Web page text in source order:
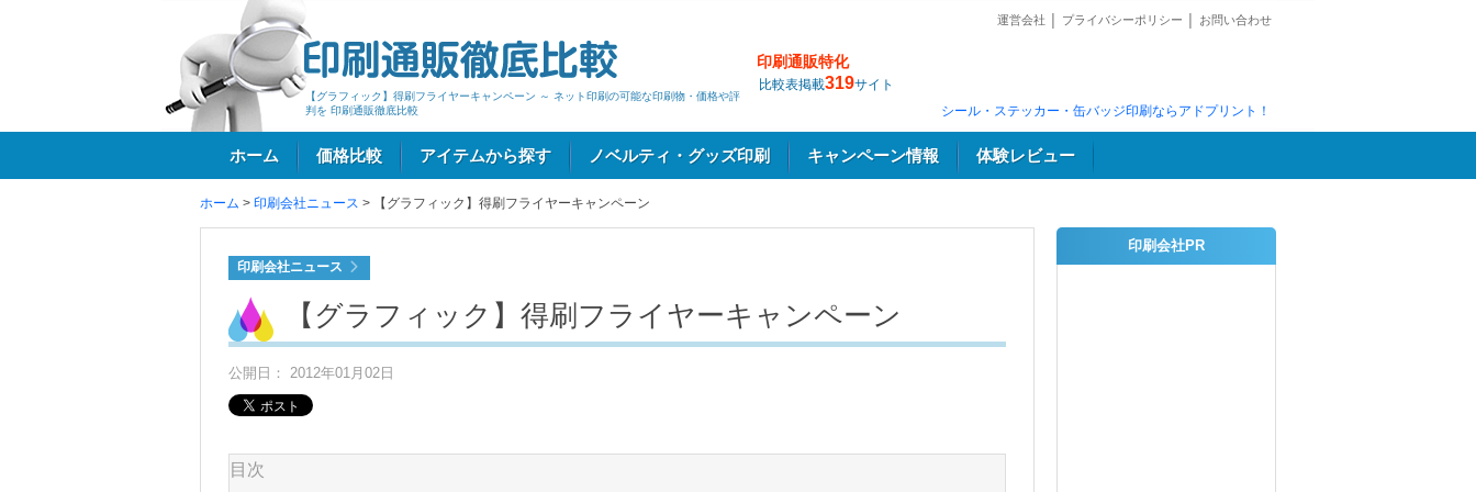
【グラフィック】得刷フライヤーキャンペーン ～ ネット印刷の可能な印刷物・価格や評
判を 印刷通販徹底比較
印刷通販特化
比較表掲載319サイト
運営会社 プライバシーポリシー お問い合わせ
シール・ステッカー・缶バッジ印刷ならアドプリント！
ホーム 価格比較 アイテムから探す ノベルティ・グッズ印刷 キャンペーン情報 体験レビュー
ホーム > 印刷会社ニュース > 【グラフィック】得刷フライヤーキャンペーン
印刷会社ニュース
【グラフィック】得刷フライヤーキャンペーン
公開日： 2012年01月02日
目次
印刷会社PR